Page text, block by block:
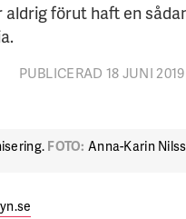
förut haft en
PUBLICERAD 18 JUNI 2019
FOTO: Anna-Karin